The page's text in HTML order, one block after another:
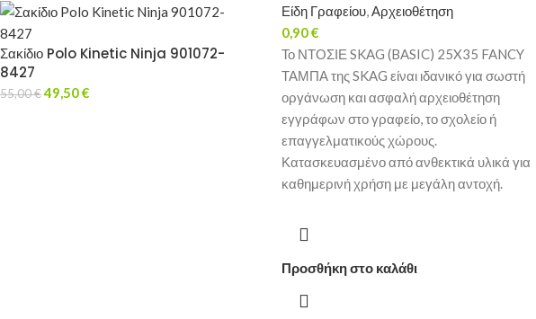
Σακίδιο Polo Kinetic Ninja 901072-
8427
55,00€49,50€
Είδη Γραφείου,Αρχειοθέτηση
0,90€
Το ΝΤΟΣΙΕ SKAG (BASIC) 25X35 FANCY
ΤΑΜΠΑ της SKAG είναι ιδανικό για σωστή
οργάνωση και ασφαλή αρχειοθέτηση
εγγράφων στο γραφείο, το σχολείο ή
επαγγελματικούς χώρους.
Κατασκευασμένο από ανθεκτικά υλικά για
καθημερινή χρήση με μεγάλη αντοχή.
Προσθήκη στο καλάθι